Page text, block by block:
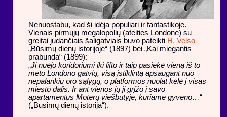
Nenuostabu, kad ši idėja populiari ir fantastikoje.
Vienais pirmųjų megalopolių (ateities Londone) su
greitai judančiais šaligatviais buvo pateikti H. Velso
„Būsimų dienų istorijoje“ (1897) bei „Kai miegantis
prabunda“ (1899):
„Ji nuėjo koridoriumi iki lifto ir taip pasiekė vieną iš to
meto Londono gatvių, visą įstiklintą apsaugant nuo
nepalankių oro sąlygų, o platformos nuolat kėlė į visas
miesto dalis. Ir ant vienos jų ji grįžo į savo
apartamentus Moterų viešbutyje, kuriame gyveno…“
(„Būsimų dienų istorija“).